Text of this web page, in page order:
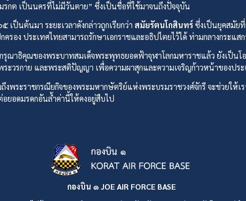
กต เป็นนครที่ไม่มีวันตาย” ซึ่งเป็นชื่อที่ใช้มาจนถึงปัจจุบัน
ป็นต้นมา ระยะเวลาดังกล่าวถูกเรียกว่า สมัยรัตนโกสินทร์ซึ่งเป็นยุคสมัย
รอง ประเทศไทยสามารถรักษาเอกราชและอธิปไตยไว้ได้ ท่ามกลางกระแส
ณาธิคุณของพระบาทสมเด็จพระพุทธยอดฟ้าจุฬาโลกมหาราชแล้ว ยังเป็นโ
ะวรกาย และพระสติปัญญา เพื่อความผาสุกและความเจริญก้าวหน้าของป
พระราชกรณียกิจของพระมหากษัตริย์แห่งพระบรมราชวงศ์จักรี จะช่วยให้เ
ยอดมรดกอันล้ำค่านี้ให้คงอยู่สืบไป
กองบิน ๑ JOE AIR FORCE BASE